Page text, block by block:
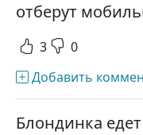
отберут
3 0
Добавить
Блондинка